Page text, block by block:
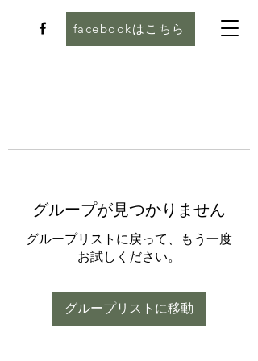
facebookはこちら
グループが見つかりません
グループリストに戻って、もう一度
お試しください。
グループリストに移動